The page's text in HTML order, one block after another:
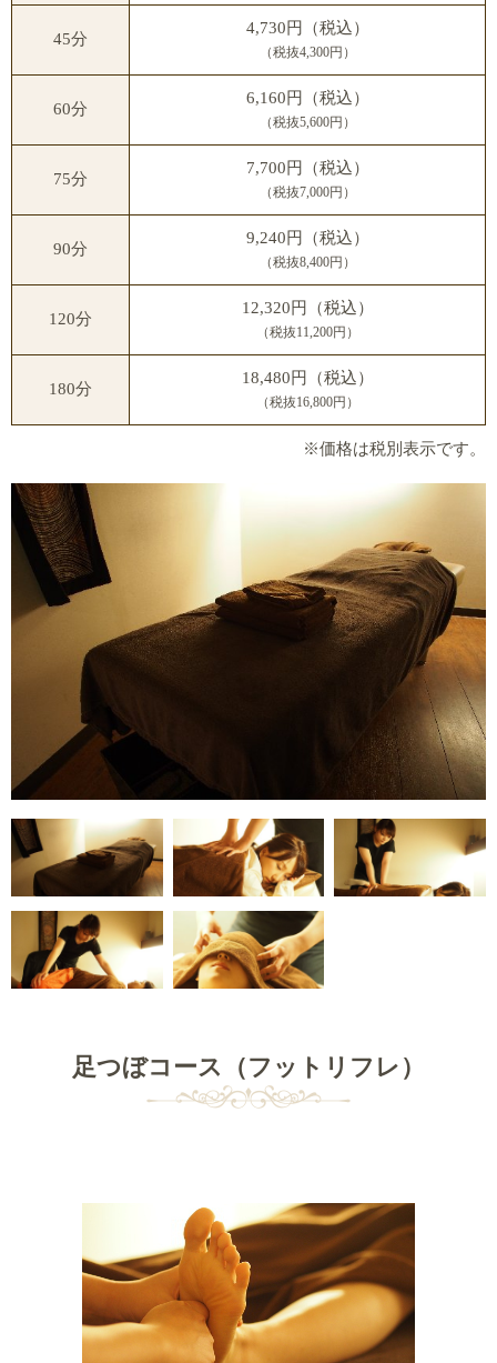
45分
4,730円（税込）
（税抜4,300円）
60分
6,160円（税込）
（税抜5,600円）
75分
7,700円（税込）
（税抜7,000円）
90分
9,240円（税込）
（税抜8,400円）
120分
12,320円（税込）
（税抜11,200円）
180分
18,480円（税込）
（税抜16,800円）
※価格は税別表示です。
足つぼコース（フットリフレ）